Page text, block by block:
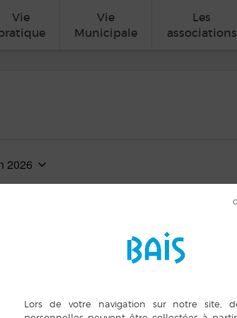
Vie
Vie
Municipale
Les
associations
2026
10 Rue du Chanvre, Bais